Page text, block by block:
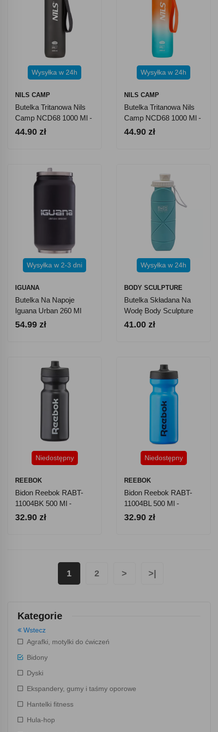
Kategorie
Wstecz
Agrafki, motylki do ćwiczeń
Bidony
Dyski
Ekspandery, gumy i taśmy oporowe
Hantelki fitness
Hula-hop
Wysyłka w 24h
NILS CAMP
Butelka Tritanowa Nils
Camp NCD68 1000 Ml -
Czarna
44.90 zł
Wysyłka w 24h
NILS CAMP
Butelka Tritanowa Nils
Camp NCD68 1000 Ml -
Pomarańczowo-
44.90 zł
Wysyłka w 2-3 dni
IGUANA
Butelka Na Napoje
Iguana Urban 260 Ml
54.99 zł
Wysyłka w 24h
BODY SCULPTURE
Butelka Składana Na
Wodę Body Sculpture
BB 25BL - Niebieska
41.00 zł
Niedostępny
REEBOK
Bidon Reebok RABT-
11004BK 500 Ml -
Czarny
32.90 zł
Niedostępny
REEBOK
Bidon Reebok RABT-
11004BL 500 Ml -
Niebieski
32.90 zł
1 2 > >|